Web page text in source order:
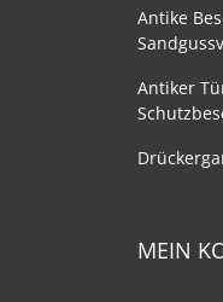
Antike
Antiker
MEIN